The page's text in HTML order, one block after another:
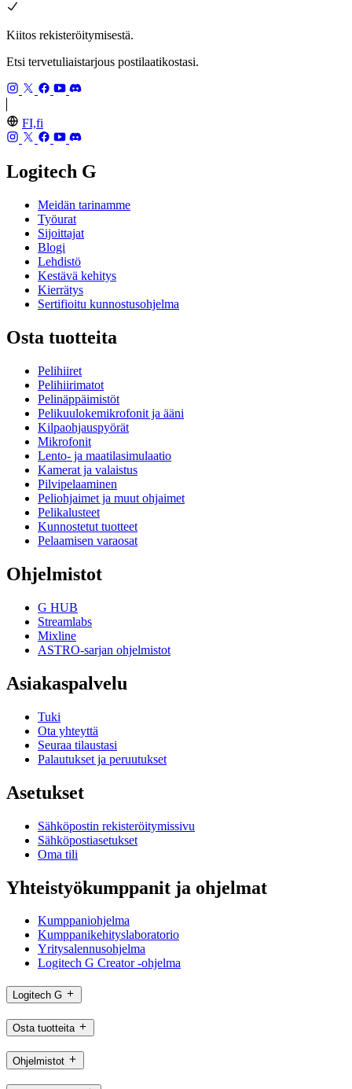
Kiitos rekisteröitymisestä.
Etsi tervetuliaistarjous postilaatikostasi.
FI,fi
Logitech G
Meidän tarinamme
Työurat
Sijoittajat
Blogi
Lehdistö
Kestävä kehitys
Kierrätys
Sertifioitu kunnostusohjelma
Osta tuotteita
Pelihiiret
Pelihiirimatot
Pelinäppäimistöt
Pelikuulokemikrofonit ja ääni
Kilpaohjauspyörät
Mikrofonit
Lento- ja maatilasimulaatio
Kamerat ja valaistus
Pilvipelaaminen
Peliohjaimet ja muut ohjaimet
Pelikalusteet
Kunnostetut tuotteet
Pelaamisen varaosat
Ohjelmistot
G HUB
Streamlabs
Mixline
ASTRO-sarjan ohjelmistot
Asiakaspalvelu
Tuki
Ota yhteyttä
Seuraa tilaustasi
Palautukset ja peruutukset
Asetukset
Sähköpostin rekisteröitymissivu
Sähköpostiasetukset
Oma tili
Yhteistyökumppanit ja ohjelmat
Kumppaniohjelma
Kumppanikehityslaboratorio
Yritysalennusohjelma
Logitech G Creator -ohjelma
Logitech G
Osta tuotteita
Ohjelmistot